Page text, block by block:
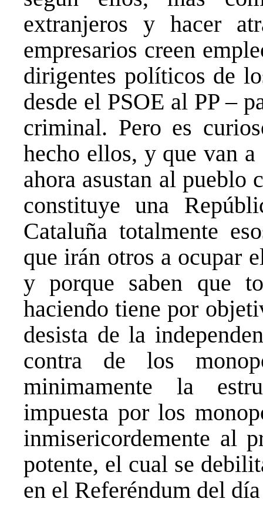
extranjeros y hacer
empresarios creen
dirigentes políticos de
desde el PSOE al PP –
criminal. Pero es
hecho ellos, y que van
ahora asustan al pueblo
constituye una
Cataluña totalmente
que irán otros a ocupar
y porque saben que
haciendo tiene por
desista de la
contra de los
minimamente la
impuesta por los
inmisericordemente al
potente, el cual se
en el Referéndum del